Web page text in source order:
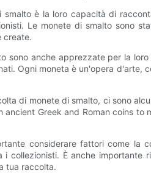
è la loro capacità di
Le monete di smalto sono
create.
sono anche apprezzate per la
Ogni moneta è un'opera d'arte,
di monete di smalto, ci sono
Greek and Roman coins
considerare fattori come
collezionisti. È anche
tua raccolta.